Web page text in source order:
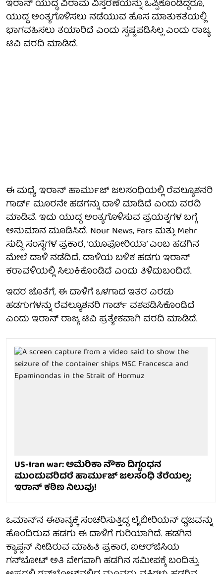
ಇರಾನ್ ಯುದ್ಧ ವಿರಾಮ ವಿಸ್ತರಣೆಯನ್ನು ಒಪ್ಪಿಕೊಂಡಿದ್ದರೂ,
ಯುದ್ಧ ಅಂತ್ಯಗೊಳಿಸಲು ನಡೆಯುವ ಹೊಸ ಮಾತುಕತೆಯಲ್ಲಿ
ಭಾಗವಹಿಸಲು ತಯಾರಿದೆ ಎಂದು ಸ್ಪಷ್ಟಪಡಿಸಿಲ್ಲ ಎಂದು ರಾಜ್ಯ
ಟಿವಿ ವರದಿ ಮಾಡಿದೆ.
ಈ ಮಧ್ಯೆ, ಇರಾನ್‌ ಹಾರ್ಮುಜ್ ಜಲಸಂಧಿಯಲ್ಲಿ ರೆವಲ್ಯೂಶನರಿ
ಗಾರ್ಡ್ ಮೂರನೇ ಹಡಗನ್ನು ದಾಳಿ ಮಾಡಿದೆ ಎಂದು ವರದಿ
ಮಾಡಿವೆ. ಇದು ಯುದ್ಧ ಅಂತ್ಯಗೊಳಿಸುವ ಪ್ರಯತ್ನಗಳ ಬಗ್ಗೆ
ಅನುಮಾನ ಮೂಡಿಸಿದೆ. Nour News, Fars ಮತ್ತು Mehr
ಸುದ್ದಿ ಸಂಸ್ಥೆಗಳ ಪ್ರಕಾರ, ‘ಯೂಫೋರಿಯಾ’ ಎಂಬ ಹಡಗಿನ
ಮೇಲೆ ದಾಳಿ ನಡೆದಿದೆ. ದಾಳಿಯ ಬಳಿಕ ಹಡಗು ಇರಾನ್
ಕರಾವಳಿಯಲ್ಲಿ ಸಿಲುಕಿಕೊಂಡಿದೆ ಎಂದು ತಿಳಿದುಬಂದಿದೆ.
ಇದರ ಜೊತೆಗೆ, ಈ ದಾಳಿಗೆ ಒಳಗಾದ ಇತರ ಎರಡು
ಹಡಗುಗಳನ್ನು ರೆವಲ್ಯೂಶನರಿ ಗಾರ್ಡ್ ವಶಪಡಿಸಿಕೊಂಡಿದೆ
ಎಂದು ಇರಾನ್ ರಾಜ್ಯ ಟಿವಿ ಪ್ರತ್ಯೇಕವಾಗಿ ವರದಿ ಮಾಡಿದೆ.
US-Iran war: ಅಮೆರಿಕಾ ನೌಕಾ ದಿಗ್ಭಂಧನ
ಮುಂದುವರಿದರೆ ಹಾರ್ಮುಜ್ ಜಲಸಂಧಿ ತೆರೆಯಲ್ಲ;
ಇರಾನ್ ಕಠಿಣ ನಿಲುವು!
ಒಮಾನ್‌ನ ಈಶಾನ್ಯಕ್ಕೆ ಸಂಚರಿಸುತ್ತಿದ್ದ ಲೈಬೀರಿಯನ್ ಧ್ವಜವನ್ನು
ಹೊಂದಿರುವ ಹಡಗು ಈ ದಾಳಿಗೆ ಗುರಿಯಾಗಿದೆ. ಹಡಗಿನ
ಕ್ಯಾಪ್ಟನ್ ನೀಡಿರುವ ಮಾಹಿತಿ ಪ್ರಕಾರ, ಐಆರ್‌ಜಿಸಿಯ
ಗನ್‌ಬೋಟ್ ಅತಿ ವೇಗವಾಗಿ ಹಡಗಿನ ಸಮೀಪಕ್ಕೆ ಬಂದಿತ್ತು.